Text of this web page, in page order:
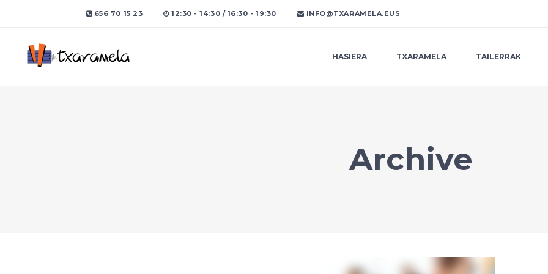
656 70 15 23 12:30 - 14:30 / 16:30 - 19:30 INFO@TXARAMELA.EUS
HASIERA TXARAMELA TAILERRAK
Archive